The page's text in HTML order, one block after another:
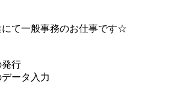
にて一般事務のお仕事です☆
発行
ータ入力